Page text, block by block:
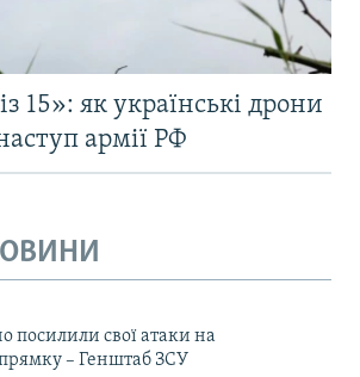
15»: як українські дрони
армії РФ
посилили свої атаки на
– Генштаб ЗСУ